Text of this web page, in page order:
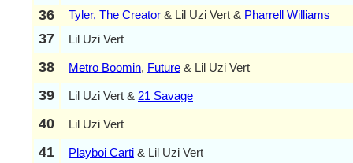
36 Tyler, The Creator & Lil Uzi Vert & Pharrell Williams
37 Lil Uzi Vert
38 Metro Boomin, Future & Lil Uzi Vert
39 Lil Uzi Vert & 21 Savage
40 Lil Uzi Vert
41 Playboi Carti & Lil Uzi Vert